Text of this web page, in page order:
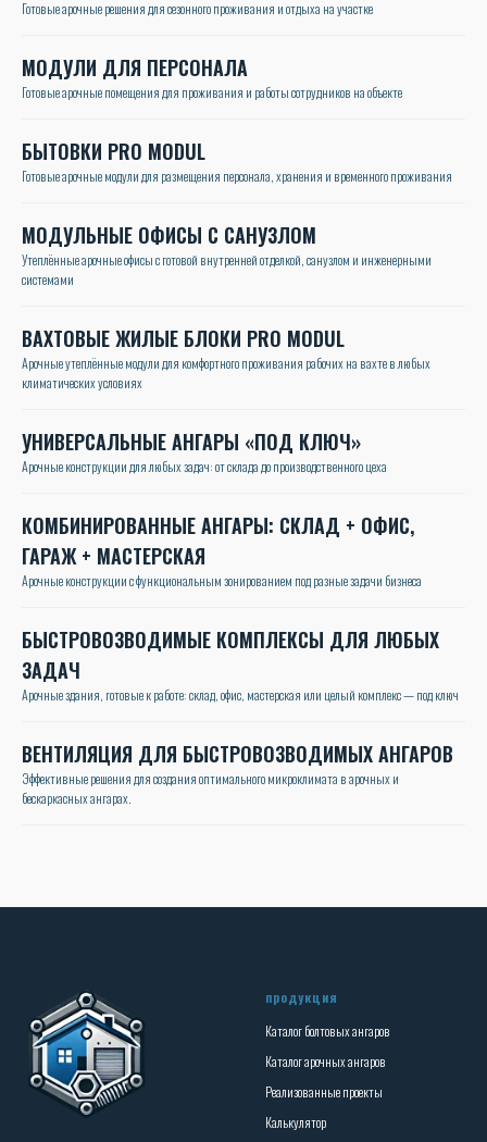
Готовые арочные решения для сезонного проживания и отдыха на участке
МОДУЛИ ДЛЯ ПЕРСОНАЛА
Готовые арочные помещения для проживания и работы сотрудников на объекте
БЫТОВКИ PRO MODUL
Готовые арочные модули для размещения персонала, хранения и временного проживания
МОДУЛЬНЫЕ ОФИСЫ С САНУЗЛОМ
Утеплённые арочные офисы с готовой внутренней отделкой, санузлом и инженерными
системами
ВАХТОВЫЕ ЖИЛЫЕ БЛОКИ PRO MODUL
Арочные утеплённые модули для комфортного проживания рабочих на вахте в любых
климатических условиях
УНИВЕРСАЛЬНЫЕ АНГАРЫ «ПОД КЛЮЧ»
Арочные конструкции для любых задач: от склада до производственного цеха
КОМБИНИРОВАННЫЕ АНГАРЫ: СКЛАД + ОФИС,
ГАРАЖ + МАСТЕРСКАЯ
Арочные конструкции с функциональным зонированием под разные задачи бизнеса
БЫСТРОВОЗВОДИМЫЕ КОМПЛЕКСЫ ДЛЯ ЛЮБЫХ
ЗАДАЧ
Арочные здания, готовые к работе: склад, офис, мастерская или целый комплекс — под ключ
ВЕНТИЛЯЦИЯ ДЛЯ БЫСТРОВОЗВОДИМЫХ АНГАРОВ
Эффективные решения для создания оптимального микроклимата в арочных и
бескаркасных ангарах.
продукция
Каталог болтовых ангаров
Каталог арочных ангаров
Реализованные проекты
Калькулятор